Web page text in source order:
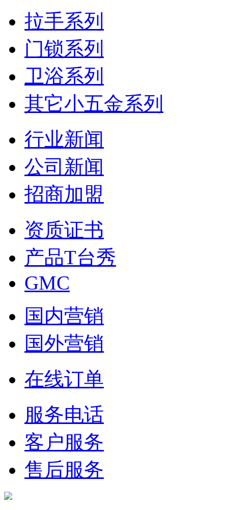
拉手系列
门锁系列
卫浴系列
其它小五金系列
行业新闻
公司新闻
招商加盟
资质证书
产品T台秀
GMC
国内营销
国外营销
在线订单
服务电话
客户服务
售后服务